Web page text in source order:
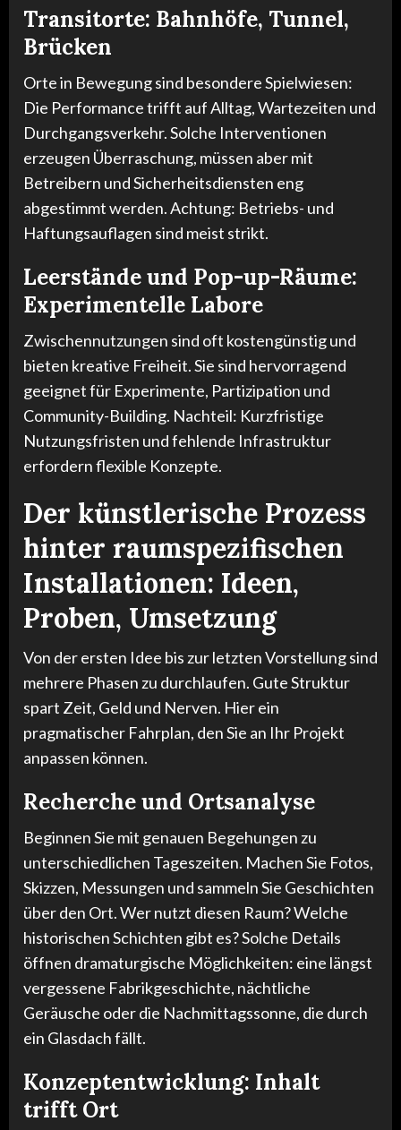
Transitorte: Bahnhöfe, Tunnel,
Brücken
Orte in Bewegung sind besondere Spielwiesen:
Die Performance trifft auf Alltag, Wartezeiten und
Durchgangsverkehr. Solche Interventionen
erzeugen Überraschung, müssen aber mit
Betreibern und Sicherheitsdiensten eng
abgestimmt werden. Achtung: Betriebs- und
Haftungsauflagen sind meist strikt.
Leerstände und Pop-up-Räume:
Experimentelle Labore
Zwischennutzungen sind oft kostengünstig und
bieten kreative Freiheit. Sie sind hervorragend
geeignet für Experimente, Partizipation und
Community-Building. Nachteil: Kurzfristige
Nutzungsfristen und fehlende Infrastruktur
erfordern flexible Konzepte.
Der künstlerische Prozess
hinter raumspezifischen
Installationen: Ideen,
Proben, Umsetzung
Von der ersten Idee bis zur letzten Vorstellung sind
mehrere Phasen zu durchlaufen. Gute Struktur
spart Zeit, Geld und Nerven. Hier ein
pragmatischer Fahrplan, den Sie an Ihr Projekt
anpassen können.
Recherche und Ortsanalyse
Beginnen Sie mit genauen Begehungen zu
unterschiedlichen Tageszeiten. Machen Sie Fotos,
Skizzen, Messungen und sammeln Sie Geschichten
über den Ort. Wer nutzt diesen Raum? Welche
historischen Schichten gibt es? Solche Details
öffnen dramaturgische Möglichkeiten: eine längst
vergessene Fabrikgeschichte, nächtliche
Geräusche oder die Nachmittagssonne, die durch
ein Glasdach fällt.
Konzeptentwicklung: Inhalt
trifft Ort